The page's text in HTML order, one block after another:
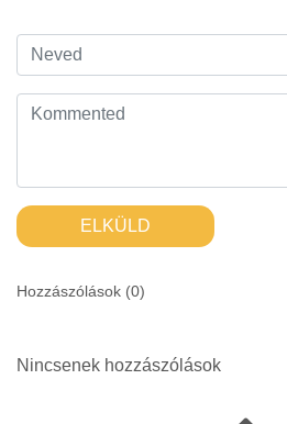
ELKÜLD
Hozzászólások (0)
Nincsenek hozzászólások